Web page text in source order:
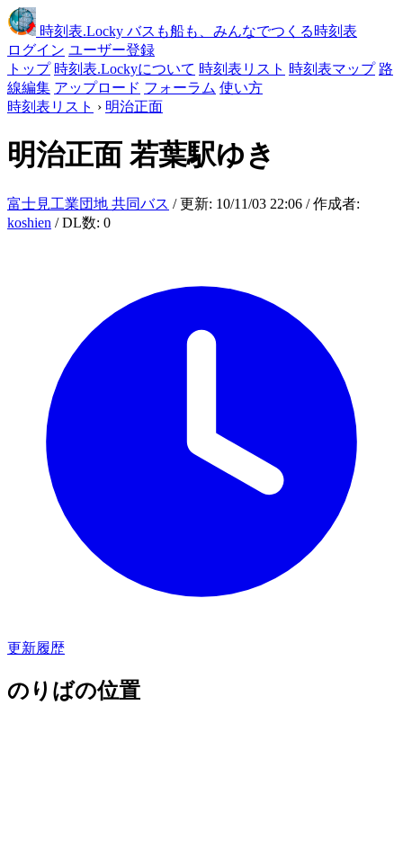
時刻表.Locky バスも船も、みんなでつくる時刻表
ログイン ユーザー登録
トップ 時刻表.Lockyについて 時刻表リスト 時刻表マップ 路
線編集 アップロード フォーラム 使い方
時刻表リスト › 明治正面
明治正面 若葉駅ゆき
富士見工業団地 共同バス / 更新: 10/11/03 22:06 / 作成者:
koshien / DL数: 0
更新履歴
のりばの位置